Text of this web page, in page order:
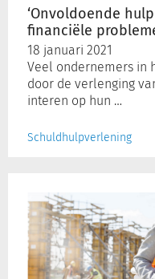
‘Onvoldoende
financiële
18 januari 2021
Veel ondernemers in
door de verlenging
interen op hun …
Schuldhulpverlening
Nederland:
verklaar
stikstofwet
niet
controversieel